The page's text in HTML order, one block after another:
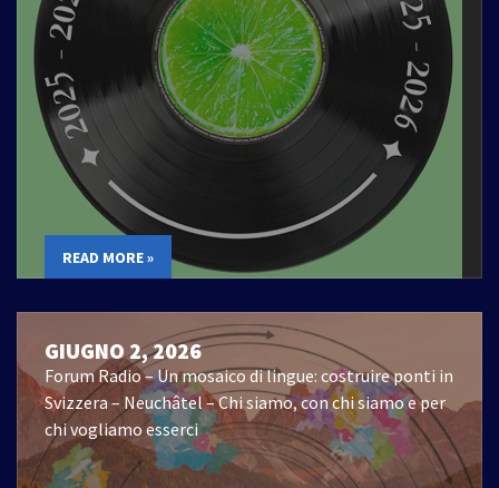
READ MORE »
GIUGNO 2, 2026
Forum Radio – Un mosaico di lingue: costruire ponti in
Svizzera – Neuchâtel – Chi siamo, con chi siamo e per
chi vogliamo esserci